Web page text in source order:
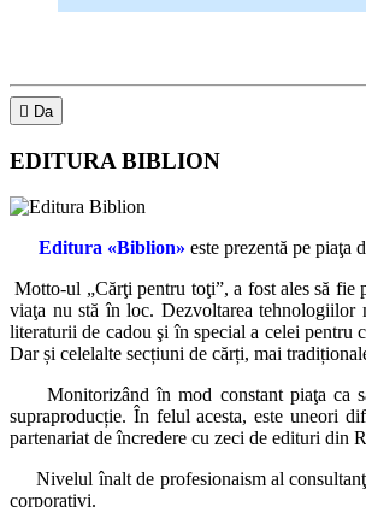
 Da
EDITURA BIBLION
Editura «Biblion» este prezentă pe piaţa
Motto-ul „Cărţi pentru toţi”, a fost ales să fie
viaţa nu stă în loc. Dezvoltarea tehnologiilor
literaturii de cadou şi în special a celei pentru
Dar și celelalte secțiuni de cărți, mai
Monitorizând în mod constant piaţa ca
supraproducție. În felul acesta, este uneori
partenariat de încredere cu zeci de edituri din
Nivelul înalt de profesionaism al
corporativi.